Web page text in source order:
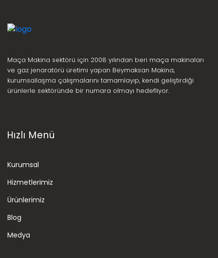
Maça Makina sektörü için 2008 yılından beri maça makinaları
ve gaz jenaratörü üretimi yapan Beymaksan Makina,
kurumsallaşma çalışmalarını tamamlayıp, kendi geliştirdiği
ürünlerle sektöründe bir numara olmayı hedefliyor.
Hızlı Menü
Kurumsal
Hizmetlerimiz
Ürünlerimiz
Blog
Medya